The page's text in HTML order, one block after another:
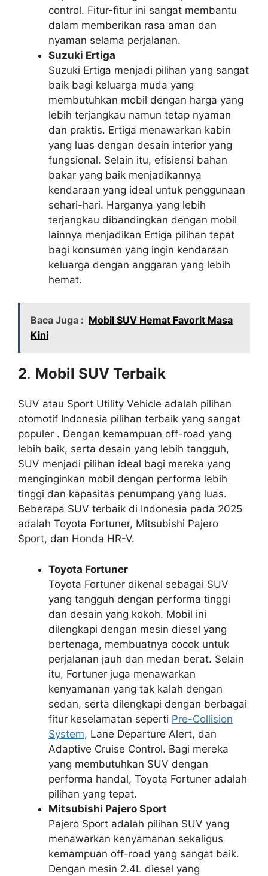
control. Fitur-fitur ini sangat membantu
dalam memberikan rasa aman dan
nyaman selama perjalanan.
Suzuki Ertiga
Suzuki Ertiga menjadi pilihan yang sangat
baik bagi keluarga muda yang
membutuhkan mobil dengan harga yang
lebih terjangkau namun tetap nyaman
dan praktis. Ertiga menawarkan kabin
yang luas dengan desain interior yang
fungsional. Selain itu, efisiensi bahan
bakar yang baik menjadikannya
kendaraan yang ideal untuk penggunaan
sehari-hari. Harganya yang lebih
terjangkau dibandingkan dengan mobil
lainnya menjadikan Ertiga pilihan tepat
bagi konsumen yang ingin kendaraan
keluarga dengan anggaran yang lebih
hemat.
Baca Juga : Mobil SUV Hemat Favorit Masa
Kini
2. Mobil SUV Terbaik
SUV atau Sport Utility Vehicle adalah pilihan
otomotif Indonesia pilihan terbaik yang sangat
populer . Dengan kemampuan off-road yang
lebih baik, serta desain yang lebih tangguh,
SUV menjadi pilihan ideal bagi mereka yang
menginginkan mobil dengan performa lebih
tinggi dan kapasitas penumpang yang luas.
Beberapa SUV terbaik di Indonesia pada 2025
adalah Toyota Fortuner, Mitsubishi Pajero
Sport, dan Honda HR-V.
Toyota Fortuner
Toyota Fortuner dikenal sebagai SUV
yang tangguh dengan performa tinggi
dan desain yang kokoh. Mobil ini
dilengkapi dengan mesin diesel yang
bertenaga, membuatnya cocok untuk
perjalanan jauh dan medan berat. Selain
itu, Fortuner juga menawarkan
kenyamanan yang tak kalah dengan
sedan, serta dilengkapi dengan berbagai
fitur keselamatan seperti Pre-Collision
System, Lane Departure Alert, dan
Adaptive Cruise Control. Bagi mereka
yang membutuhkan SUV dengan
performa handal, Toyota Fortuner adalah
pilihan yang tepat.
Mitsubishi Pajero Sport
Pajero Sport adalah pilihan SUV yang
menawarkan kenyamanan sekaligus
kemampuan off-road yang sangat baik.
Dengan mesin 2.4L diesel yang